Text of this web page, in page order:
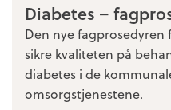
Diabetes –
Den nye fagprosedyren
sikre kvaliteten på
diabetes i de
omsorgstjenestene.